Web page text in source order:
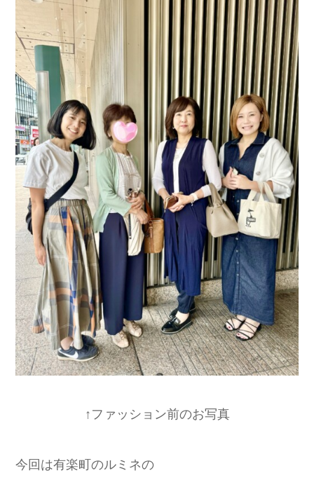
↑ファッション前のお写真
今回は有楽町のルミネの